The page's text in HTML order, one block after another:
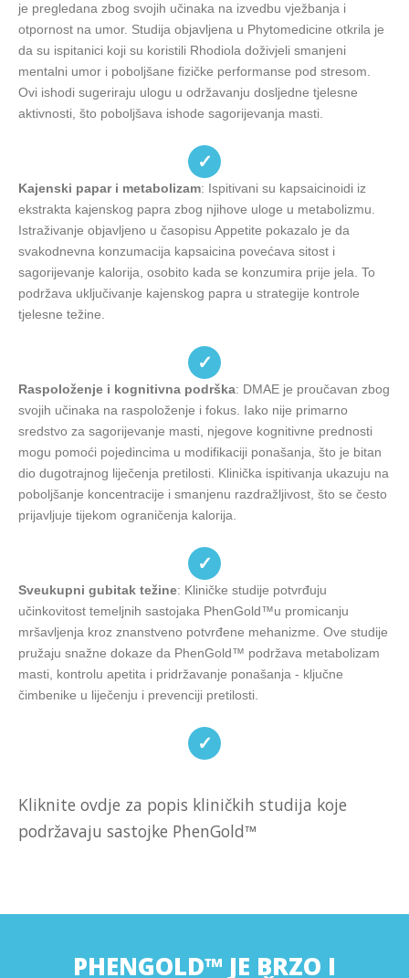
je pregledana zbog svojih učinaka na izvedbu vježbanja i
otpornost na umor. Studija objavljena u Phytomedicine otkrila je
da su ispitanici koji su koristili Rhodiola doživjeli smanjeni
mentalni umor i poboljšane fizičke performanse pod stresom.
Ovi ishodi sugeriraju ulogu u održavanju dosljedne tjelesne
aktivnosti, što poboljšava ishode sagorijevanja masti.
✓
Kajenski papar i metabolizam: Ispitivani su kapsaicinoidi iz
ekstrakta kajenskog papra zbog njihove uloge u metabolizmu.
Istraživanje objavljeno u časopisu Appetite pokazalo je da
svakodnevna konzumacija kapsaicina povećava sitost i
sagorijevanje kalorija, osobito kada se konzumira prije jela. To
podržava uključivanje kajenskog papra u strategije kontrole
tjelesne težine.
✓
Raspoloženje i kognitivna podrška: DMAE je proučavan zbog
svojih učinaka na raspoloženje i fokus. Iako nije primarno
sredstvo za sagorijevanje masti, njegove kognitivne prednosti
mogu pomoći pojedincima u modifikaciji ponašanja, što je bitan
dio dugotrajnog liječenja pretilosti. Klinička ispitivanja ukazuju na
poboljšanje koncentracije i smanjenu razdražljivost, što se često
prijavljuje tijekom ograničenja kalorija.
✓
Sveukupni gubitak težine: Kliničke studije potvrđuju
učinkovitost temeljnih sastojaka PhenGold™u promicanju
mršavljenja kroz znanstveno potvrđene mehanizme. Ove studije
pružaju snažne dokaze da PhenGold™ podržava metabolizam
masti, kontrolu apetita i pridržavanje ponašanja - ključne
čimbenike u liječenju i prevenciji pretilosti.
✓
Kliknite ovdje za popis kliničkih studija koje
podržavaju sastojke PhenGold™
https://pmc.ncbi.nlm.nih.gov/articles/PMC7098930/
PHENGOLD™ JE BRZO I